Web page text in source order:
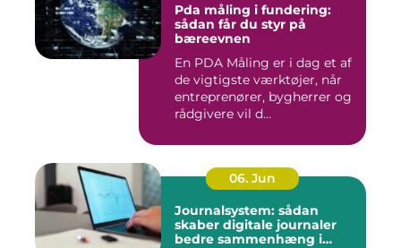
Pda måling i fundering:
sådan får du styr på
bæreevnen
En PDA Måling er i dag et af
de vigtigste værktøjer, når
entreprenører, bygherrer og
rådgivere vil d...
06. Jun
Journalsystem: sådan
skaber digitale journaler
bedre sammenhæng i